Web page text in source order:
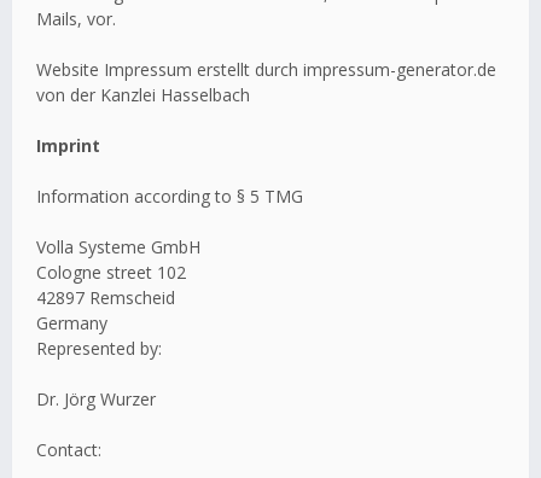
Mails, vor.
Website Impressum erstellt durch impressum-generator.de
von der Kanzlei Hasselbach
Imprint
Information according to § 5 TMG
Volla Systeme GmbH
Cologne street 102
42897 Remscheid
Germany
Represented by:
Dr. Jörg Wurzer
Contact: